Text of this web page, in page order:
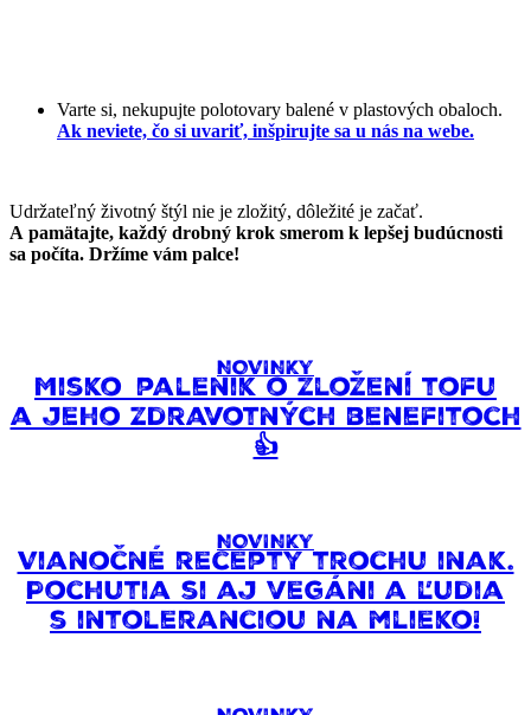
Varte si, nekupujte polotovary balené v plastových obaloch.
Ak neviete, čo si uvariť, inšpirujte sa u nás na webe.
Udržateľný životný štýl nie je zložitý, dôležité je začať.
A pamätajte, každý drobný krok smerom k lepšej budúcnosti
sa počíta. Držíme vám palce!
NOVINKY
Misko_palenik o zložení tofu
a jeho zdravotných benefitoch
👍
NOVINKY
Vianočné recepty trochu inak.
Pochutia si aj vegáni a ľudia
s intoleranciou na mlieko!